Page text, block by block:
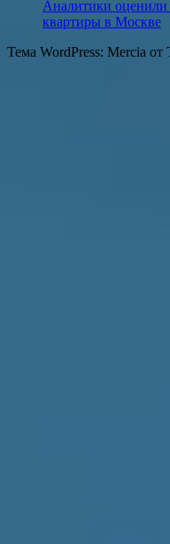
Аналитики оценили
квартиры в Москве
Тема WordPress: Mercia от